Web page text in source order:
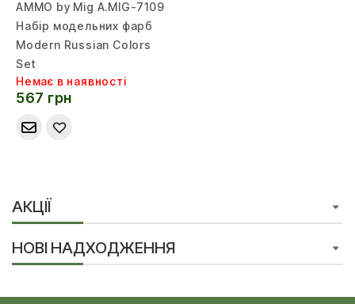
AMMO by Mig A.MIG-7109
Набір модельних фарб
Modern Russian Colors
Set
Немає в наявності
567 грн
АКЦІЇ
НОВІ НАДХОДЖЕННЯ